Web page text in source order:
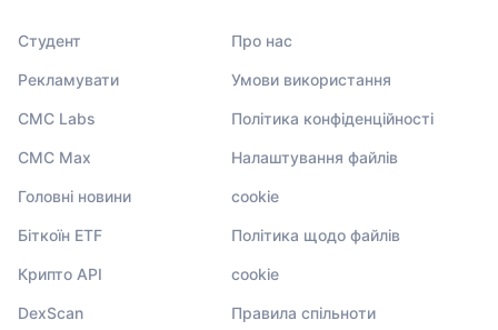
Студент
Рекламувати
CMC Labs
CMC Max
Головні новини
Біткоїн ETF
Крипто API
DexScan
Про нас
Умови використання
Політика конфіденційності
Налаштування файлів
cookie
Політика щодо файлів
cookie
Правила спільноти